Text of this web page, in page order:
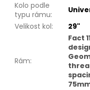
Kolo podle
typu rámu:
Velikost kol: 29"
Rám:
Fact